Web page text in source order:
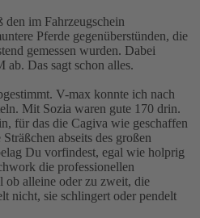
den im Fahrzeugschein
Pferde gegenüberstünden, die
gemessen wurden. Dabei
Das sagt schon alles.
V-max konnte ich nach
Mit Sozia waren gute 170 drin.
für das die Cagiva wie geschaffen
abseits des großen
Du vorfindest, egal wie holprig
die professionellen
ob alleine oder zu zweit, die
nicht, sie schlingert oder pendelt